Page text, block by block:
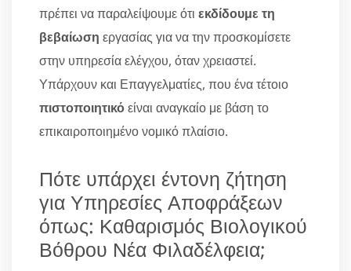
πρέπει να παραλείψουμε ότι εκδίδουμε τη
βεβαίωση εργασίας για να την προσκομίσετε
στην υπηρεσία ελέγχου, όταν χρειαστεί.
Υπάρχουν και Επαγγελματίες, που ένα τέτοιο
πιστοποιητικόείναι αναγκαίο με βάση το
επικαιροποιημένο νομικό πλαίσιο.
Πότε υπάρχει έντονη ζήτηση
για Υπηρεσίες Αποφράξεων
όπως: Καθαρισμός Βιολογικού
Βόθρου Νέα Φιλαδέλφεια;